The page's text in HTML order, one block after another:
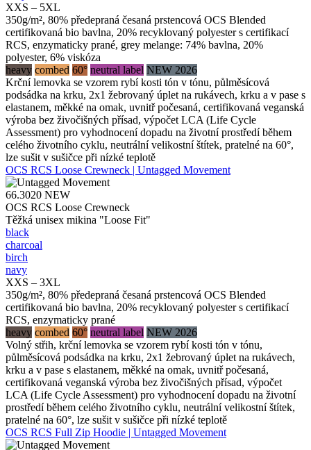
XXS – 5XL
350g/m², 80% předepraná česaná prstencová OCS Blended
certifikovaná bio bavlna, 20% recyklovaný polyester s certifikací
RCS, enzymaticky prané, grey melange: 74% bavlna, 20%
polyester, 6% viskóza
heavy combed 60° neutral label NEW 2026
Krční lemovka se vzorem rybí kosti tón v tónu, půlměsícová
podsádka na krku, 2x1 žebrovaný úplet na rukávech, krku a v pase s
elastanem, měkké na omak, uvnitř počesaná, certifikovaná veganská
výroba bez živočišných přísad, výpočet LCA (Life Cycle
Assessment) pro vyhodnocení dopadu na životní prostředí během
celého životního cyklu, neutrální velikostní štítek, pratelné na 60°,
lze sušit v sušičce při nízké teplotě
OCS RCS Loose Crewneck | Untagged Movement
66.3020 NEW
OCS RCS Loose Crewneck
Těžká unisex mikina "Loose Fit"
black
charcoal
birch
navy
XXS – 3XL
350g/m², 80% předepraná česaná prstencová OCS Blended
certifikovaná bio bavlna, 20% recyklovaný polyester s certifikací
RCS, enzymaticky prané
heavy combed 60° neutral label NEW 2026
Volný střih, krční lemovka se vzorem rybí kosti tón v tónu,
půlměsícová podsádka na krku, 2x1 žebrovaný úplet na rukávech,
krku a v pase s elastanem, měkké na omak, uvnitř počesaná,
certifikovaná veganská výroba bez živočišných přísad, výpočet
LCA (Life Cycle Assessment) pro vyhodnocení dopadu na životní
prostředí během celého životního cyklu, neutrální velikostní štítek,
pratelné na 60°, lze sušit v sušičce při nízké teplotě
OCS RCS Full Zip Hoodie | Untagged Movement